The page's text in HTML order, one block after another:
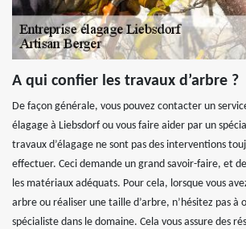
A qui confier les travaux d’arbre ?
De façon générale, vous pouvez contacter un
élagage à Liebsdorf ou vous faire aider par un
travaux d’élagage ne sont pas des interventions
effectuer. Ceci demande un grand savoir-faire, et
les matériaux adéquats. Pour cela, lorsque vous
arbre ou réaliser une taille d’arbre, n’hésitez pas à
spécialiste dans le domaine. Cela vous assure des